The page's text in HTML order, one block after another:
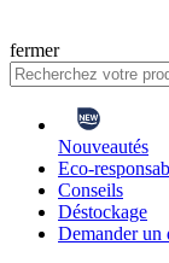
fermer
Nouveautés
Eco-
Conseils
Déstockage
Demander un